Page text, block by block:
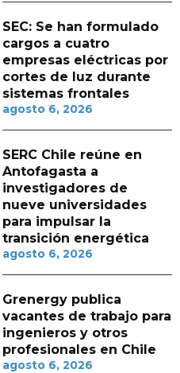
SEC: Se han formulado
cargos a cuatro
empresas eléctricas por
cortes de luz durante
sistemas frontales
agosto 6, 2026
SERC Chile reúne en
Antofagasta a
investigadores de
nueve universidades
para impulsar la
transición energética
agosto 6, 2026
Grenergy publica
vacantes de trabajo para
ingenieros y otros
profesionales en Chile
agosto 6, 2026